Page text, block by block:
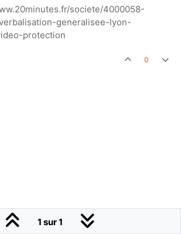
societe/4000058-
generalisee-lyon-
protection
0
1 sur 1